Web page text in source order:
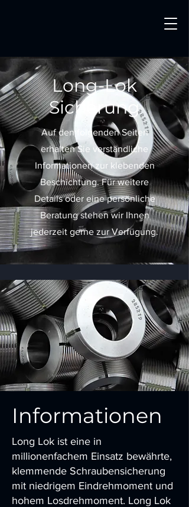
Long-Lok
Sicherung
Auf den folgenden Seiten
erhalten Sie verständliche
Informationen zur klebenden
Beschichtung. Für weitere
Details oder eine persönliche
Beratung stehen wir Ihnen
jederzeit gerne zur Verfügung.
Informationen
Long Lok ist eine in
millionenfachem Einsatz bewährte,
klemmende Schraubensicherung
mit niedrigem Eindrehmoment und
hohem Losdrehmoment. Long Lok